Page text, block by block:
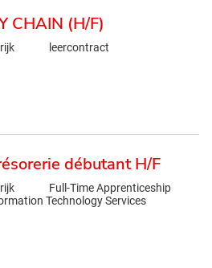
CHAIN (H/F)
leercontract
débutant H/F
Full-Time Apprenticeship
Technology Services